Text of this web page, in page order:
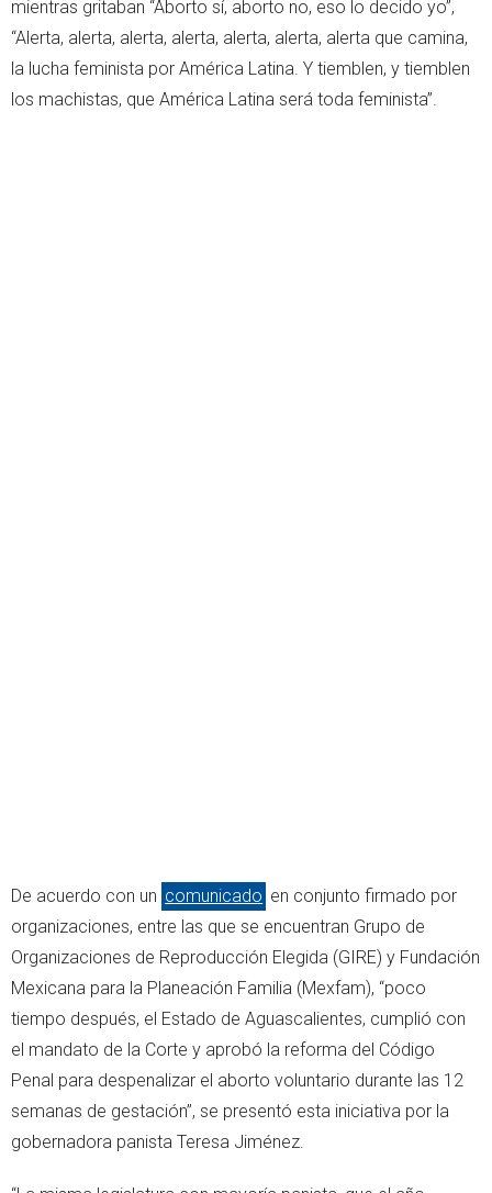
mientras gritaban “Aborto sí, aborto no, eso lo decido yo”,
“Alerta, alerta, alerta, alerta, alerta, alerta, alerta que camina,
la lucha feminista por América Latina. Y tiemblen, y tiemblen
los machistas, que América Latina será toda feminista”.
De acuerdo con un comunicado en conjunto firmado por
organizaciones, entre las que se encuentran Grupo de
Organizaciones de Reproducción Elegida (GIRE) y Fundación
Mexicana para la Planeación Familia (Mexfam), “poco
tiempo después, el Estado de Aguascalientes, cumplió con
el mandato de la Corte y aprobó la reforma del Código
Penal para despenalizar el aborto voluntario durante las 12
semanas de gestación”, se presentó esta iniciativa por la
gobernadora panista Teresa Jiménez.